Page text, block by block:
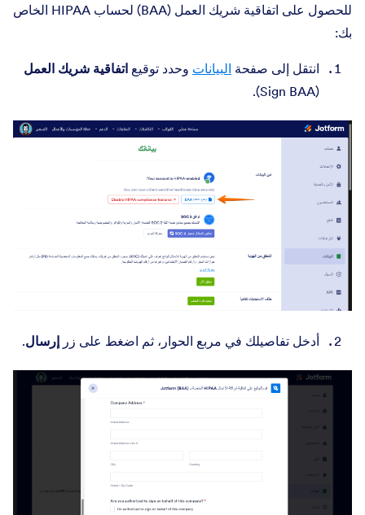
للحصول على اتفاقية شريك العمل (BAA) لحساب HIPAA الخاص
بك:
انتقل إلى صفحة البيانات وحدد توقيع اتفاقية شريك العمل
(Sign BAA).
أدخل تفاصيلك في مربع الحوار، ثم اضغط على زر إرسال.